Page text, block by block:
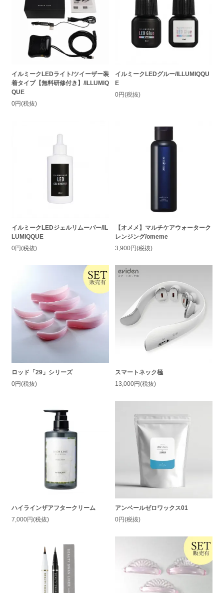
イルミークLEDライト/ツイーザー装
着タイプ【無料研修付き】/ILLUMIQ
QUE
0円(税抜)
イルミークLEDグルー/ILLUMIQQU
E
0円(税抜)
イルミークLEDジェルリムーバー/IL
LUMIQQUE
0円(税抜)
【オメメ】マルチケアウォーターク
レンジング/omeme
3,900円(税抜)
ロッド「29」シリーズ
0円(税抜)
スマートネック極
13,000円(税抜)
ハイラインザアフタークリーム
7,000円(税抜)
アンベールゼロワックス01
0円(税抜)